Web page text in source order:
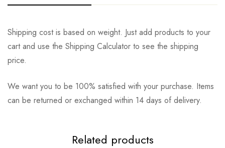
Shipping cost is based on weight. Just add products to your
cart and use the Shipping Calculator to see the shipping
price.
We want you to be 100% satisfied with your purchase. Items
can be returned or exchanged within 14 days of delivery.
Related products